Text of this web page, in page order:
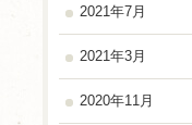
2021年7月
2021年3月
2020年11月